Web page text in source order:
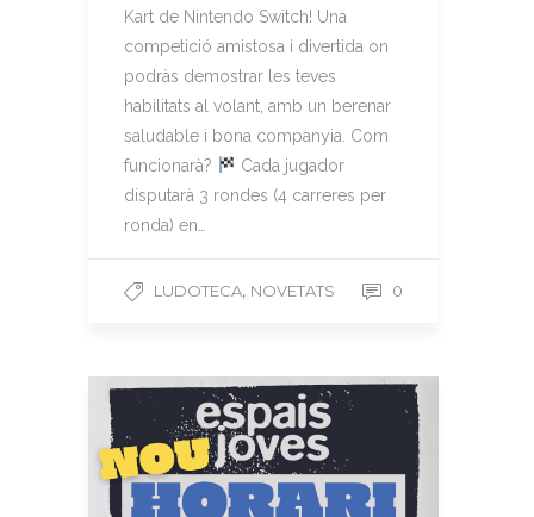
Kart de Nintendo Switch! Una
competició amistosa i divertida on
podràs demostrar les teves
habilitats al volant, amb un berenar
saludable i bona companyia. Com
funcionarà?
Cada jugador
disputarà 3 rondes (4 carreres per
ronda) en…
LUDOTECA, NOVETATS 0